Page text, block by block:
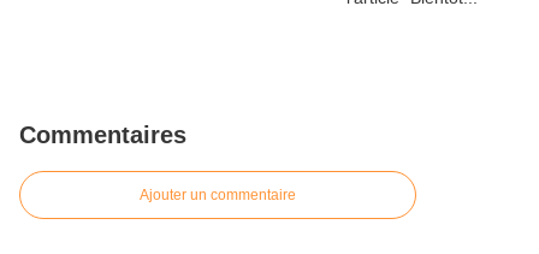
Commentaires
Ajouter un commentaire